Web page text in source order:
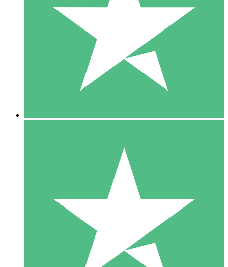
Pague conforme o uso com créditos de download. Sem
1000
10 Downloads
20 00